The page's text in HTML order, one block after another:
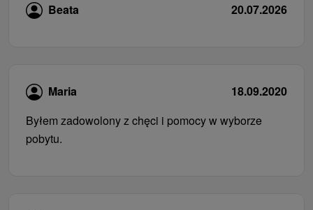
Beata 20.07.2026
Maria
18.09.2020
Byłem zadowolony z chęci i pomocy w wyborze
pobytu.